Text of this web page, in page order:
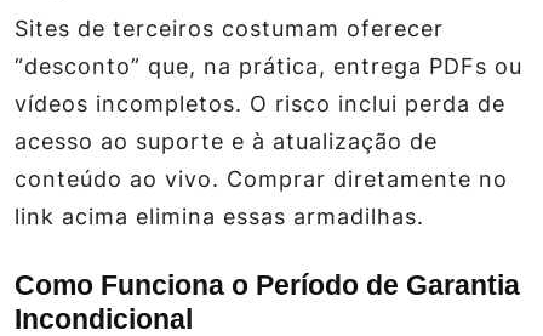
Sites de terceiros costumam oferecer
“desconto” que, na prática, entrega PDFs ou
vídeos incompletos. O risco inclui perda de
acesso ao suporte e à atualização de
conteúdo ao vivo. Comprar diretamente no
link acima elimina essas armadilhas.
Como Funciona o Período de Garantia
Incondicional